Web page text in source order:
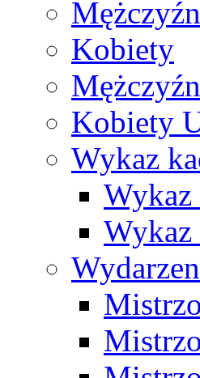
Kobiety
Kobiety
Wykaz
Wykaz